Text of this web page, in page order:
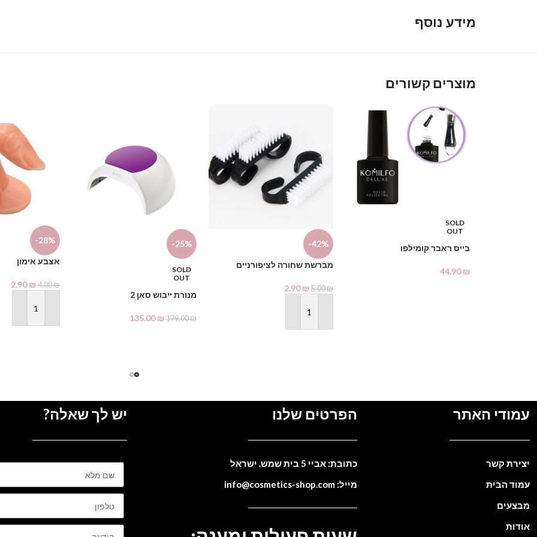
מידע נוסף
מוצרים קשורים
SOLD
OUT
בייס ראבר קומילפו
44.90₪
-42%
מברשת שחורה לציפורניים
5.00₪
2.90₪
הוספה לסל
-25%
SOLD
OUT
מנורת ייבוש סאן 2
179.00₪
135.00₪
-28%
אצבע אימון
4.00₪
2.90₪
הוספה לסל
עמודי האתר
יצירת קשר
עמוד הבית
מבצעים
אודות
הפרטים שלנו
כתובת: אביי 5 בית שמש. ישראל
מייל: info@cosmetics-shop.com
יש לך שאלה?